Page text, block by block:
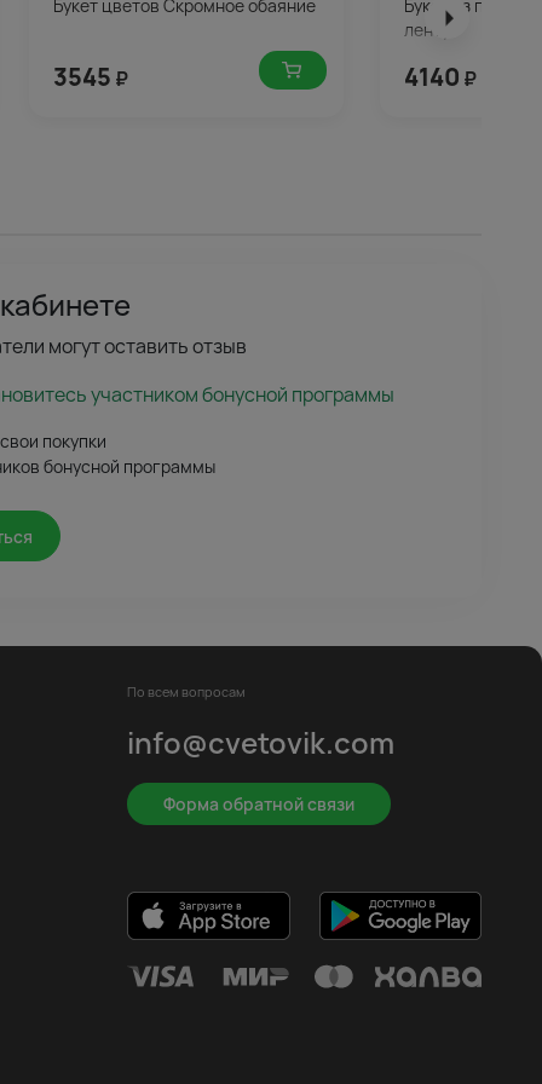
Букет цветов Скромное обаяние
3545 ₽
Букет из пионов
ленту
4140 ₽
могут оставить отзыв
участником бонусной программы
покупки
бонусной программы
По всем вопросам
info@cvetovik.com
Форма обратной связи